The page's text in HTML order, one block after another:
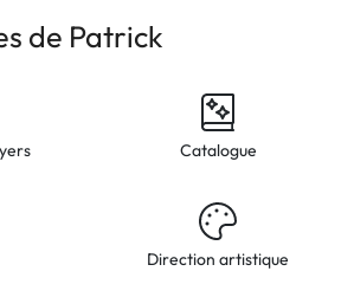
de Patrick
Catalogue
Direction artistique